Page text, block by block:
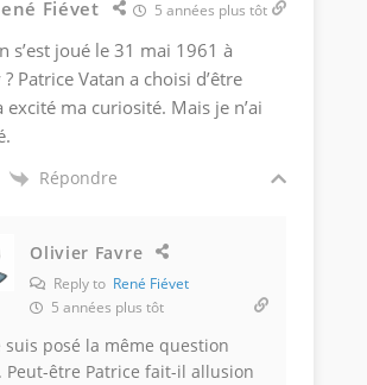
Fiévet 5 années plus tôt
s’est joué le 31 mai 1961 à
Patrice Vatan a choisi d’être
excité ma curiosité. Mais je n’ai
Répondre
Olivier Favre
Reply to René Fiévet
5 années plus tôt
suis posé la même question
Peut-être Patrice fait-il allusion